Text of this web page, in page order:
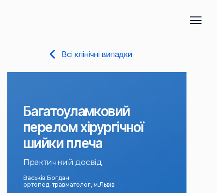
Всі клінічні випадки
Багатоуламковий
перелом хірургічної
шийки плеча
Практичний досвід
Васьків Богдан
ортопед-травматолог, м.Львів